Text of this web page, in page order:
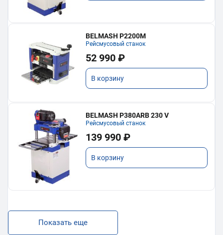
BELMASH P2200M
Рейсмусовый станок
52 990 ₽
В корзину
BELMASH P380ARB 230 V
Рейсмусовый станок
139 990 ₽
В корзину
Показать еще